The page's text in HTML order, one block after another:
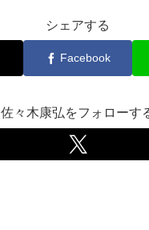
シェアする
Facebook
佐々木康弘をフォローす